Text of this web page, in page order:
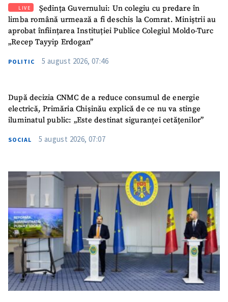
LIVE
Ședința Guvernului: Un colegiu cu predare în
limba română urmează a fi deschis la Comrat. Miniștrii au
aprobat înființarea Instituției Publice Colegiul Moldo-Turc
„Recep Tayyip Erdogan”
POLITIC 5 august 2026, 07:46
După decizia CNMC de a reduce consumul de energie
electrică, Primăria Chișinău explică de ce nu va stinge
iluminatul public: „Este destinat siguranței cetățenilor”
SOCIAL 5 august 2026, 07:07